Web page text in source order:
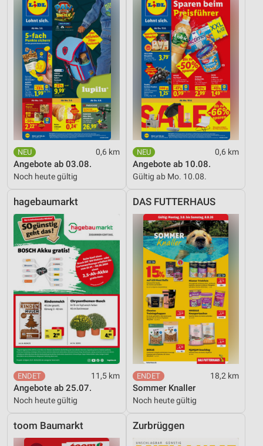
0,6 km
Angebote ab 03.08.
Noch heute gültig
0,6 km
Angebote ab 10.08.
Gültig ab Mo. 10.08.
hagebaumarkt
11,5 km
Angebote ab 25.07.
Noch heute gültig
DAS FUTTERHAUS
18,2 km
Sommer Knaller
Noch heute gültig
toom Baumarkt Zurbrüggen